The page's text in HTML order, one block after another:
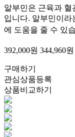
알부민은 근육과 혈
입니다. 알부민이라
에 도움을 줄 수 있
392,000원 344,960원
구매하기
관심상품등록
상품비교하기
Sponsored By